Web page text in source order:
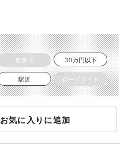
飲食可 30万円以下
駅近 ロードサイド
お気に入りに追加